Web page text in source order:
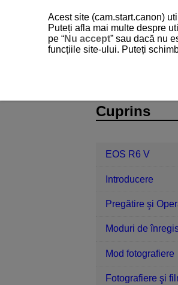
Cuprins
EOS R6 V
Introducere
Pregătire şi
Moduri de
Mod fotografiere
Fotografiere şi
Acest site (cam.start.canon)
Puteți afla mai multe despre
pe “Nu accept” sau dacă nu
funcțiile site-ului. Puteți